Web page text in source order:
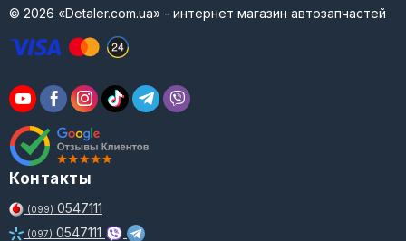
© 2026 «Detaler.com.ua» - интернет магазин автозапчастей
Контакты
(099) 0547111
(097) 0547111